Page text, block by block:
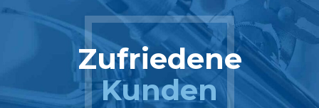
Zufriedene
Kunden